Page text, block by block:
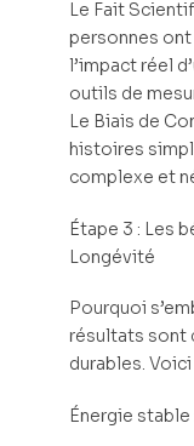
Le Fait
personnes
l’impact réel
outils de
Le Biais de
histoires
complexe et
Étape 3 : Les
Longévité
Pourquoi
résultats sont
durables.
Énergie stable